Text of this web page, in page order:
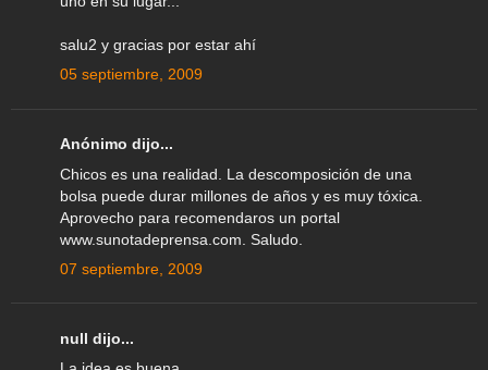
salu2 y gracias por estar ahí
05 septiembre, 2009
Anónimo dijo...
Chicos es una realidad. La descomposición de una
bolsa puede durar millones de años y es muy tóxica.
Aprovecho para recomendaros un portal
www.sunotadeprensa.com. Saludo.
07 septiembre, 2009
null dijo...